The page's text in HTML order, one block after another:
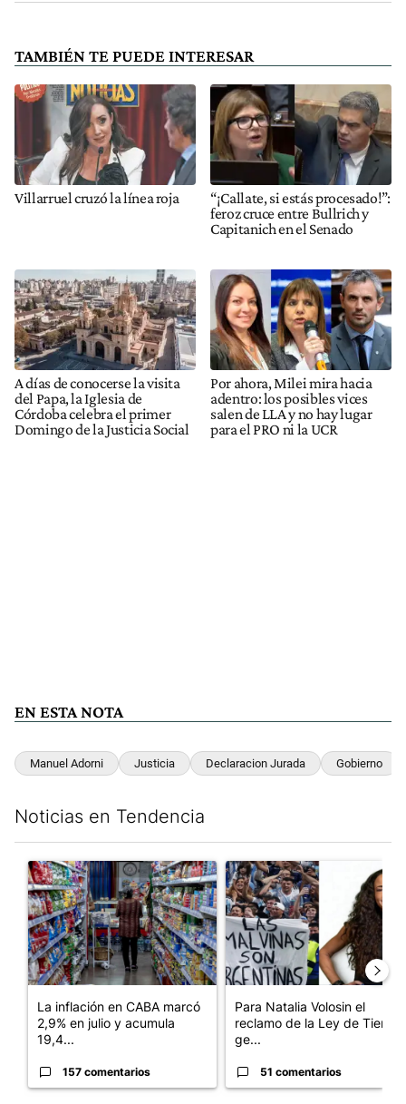
TAMBIÉN TE PUEDE INTERESAR
Villarruel cruzó la línea roja
“¡Callate, si estás procesado!”:
feroz cruce entre Bullrich y
Capitanich en el Senado
A días de conocerse la visita
del Papa, la Iglesia de
Córdoba celebra el primer
Domingo de la Justicia Social
Por ahora, Milei mira hacia
adentro: los posibles vices
salen de LLA y no hay lugar
para el PRO ni la UCR
EN ESTA NOTA
Manuel Adorni Justicia Declaracion Jurada Gobierno
Noticias en Tendencia
Un artículo de tendencia con el título "La inflación en CABA
La inflación en CABA marcó
2,9% en julio y acumula
19,4...
157 comentarios
Un artículo de tendencia con
Para Natalia Volosin el
reclamo de la Ley de Tierras
ge...
51 comentarios